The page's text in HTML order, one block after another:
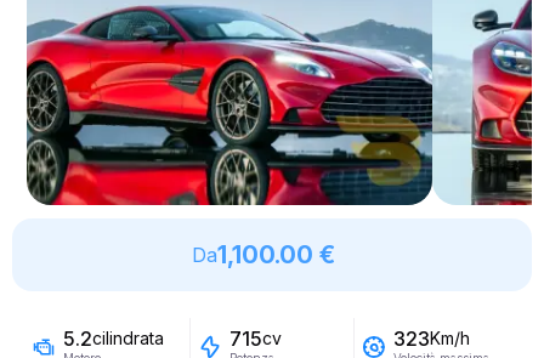
Da1,100.00 €
5.2cilindrata 715cv 323Km/h